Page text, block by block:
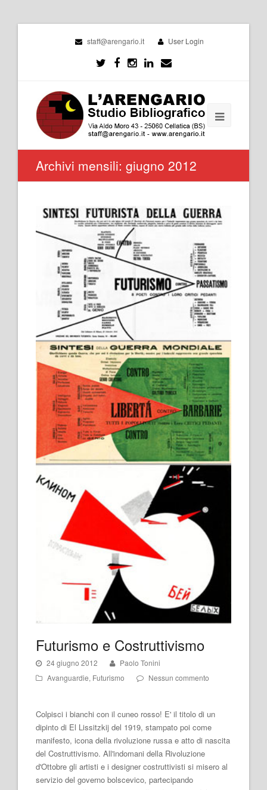
staff@arengario.it User Login
Archivi mensili: giugno 2012
Futurismo e Costruttivismo
24 giugno 2012
Paolo Tonini
Avanguardie, Futurismo Nessun commento
Colpisci i bianchi con il cuneo rosso! E' il titolo di un
dipinto di El Lissitzkij del 1919, stampato poi come
manifesto, icona della rivoluzione russa e atto di nascita
del Costruttivismo. All'indomani della Rivoluzione
d'Ottobre gli artisti e i designer costruttivisti si misero al
servizio del governo bolscevico, partecipando